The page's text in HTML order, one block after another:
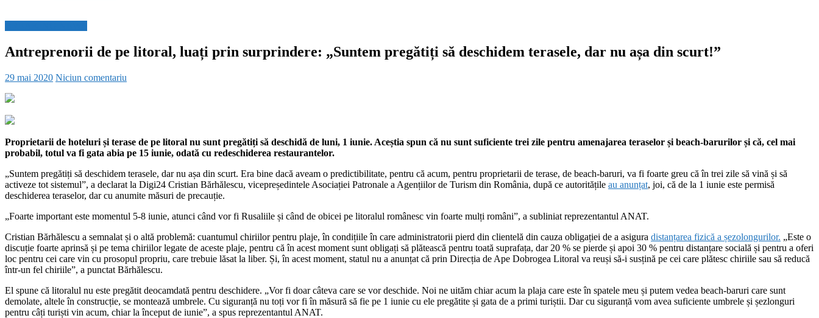
Antreprenorii de pe litoral, luați prin surprindere: „Suntem pregătiți să deschidem terasele, dar nu așa din scurt!”
29 mai 2020 Niciun comentariu
Proprietarii de hoteluri și terase de pe litoral nu sunt pregătiți să deschidă de luni, 1 iunie. Aceștia spun că nu sunt suficiente trei zile pentru amenajarea teraselor și beach-barurilor și că, cel mai
probabil, totul va fi gata abia pe 15 iunie, odată cu redeschiderea restaurantelor.
„Suntem pregătiți să deschidem terasele, dar nu așa din scurt. Era bine dacă aveam o predictibilitate, pentru că acum, pentru proprietarii de terase, de beach-baruri, va fi foarte greu că în trei zile să vină și să
activeze tot sistemul”, a declarat la Digi24 Cristian Bărhălescu, vicepreședintele Asociației Patronale a Agențiilor de Turism din România, după ce autoritățile au anunțat, joi, că de la 1 iunie este permisă
deschiderea teraselor, dar cu anumite măsuri de precauție.
„Foarte important este momentul 5-8 iunie, atunci când vor fi Rusaliile și când de obicei pe litoralul românesc vin foarte mulți români”, a subliniat reprezentantul ANAT.
Cristian Bărhălescu a semnalat și o altă problemă: cuantumul chiriilor pentru plaje, în condițiile în care administratorii pierd din clientelă din cauza obligației de a asigura distanțarea fizică a șezolongurilor. „Este o
discuție foarte aprinsă și pe tema chiriilor legate de aceste plaje, pentru că în acest moment sunt obligați să plătească pentru toată suprafața, dar 20 % se pierde și apoi 30 % pentru distanțare socială și pentru a oferi
loc pentru cei care vin cu prosopul propriu, care trebuie lăsat la liber. Și, în acest moment, statul nu a anunțat că prin Direcția de Ape Dobrogea Litoral va reuși să-i susțină pe cei care plătesc chiriile sau să reducă
într-un fel chiriile”, a punctat Bărhălescu.
El spune că litoralul nu este pregătit deocamdată pentru deschidere. „Vor fi doar câteva care se vor deschide. Noi ne uităm chiar acum la plaja care este în spatele meu și putem vedea beach-baruri care sunt
demolate, altele în construcție, se montează umbrele. Cu siguranță nu toți vor fi în măsură să fie pe 1 iunie cu ele pregătite și gata de a primi turiștii. Dar cu siguranță vom avea suficiente umbrele și șezlonguri
pentru câți turiști vin acum, chiar la început de iunie”, a spus reprezentantul ANAT.